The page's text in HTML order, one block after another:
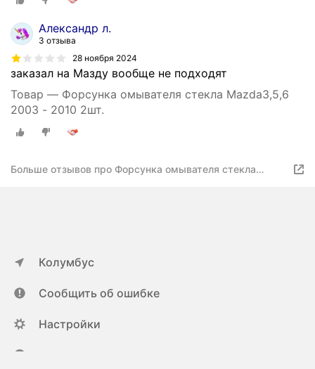
Александр л.
3 отзыва
28 ноября 2024
заказал на Мазду вообще не подходят
Товар — Форсунка омывателя стекла Mazda3,5,6
2003 - 2010 2шт.
Больше отзывов про Форсунка омывателя стекла
Колумбус
Сообщить об ошибке
Настройки